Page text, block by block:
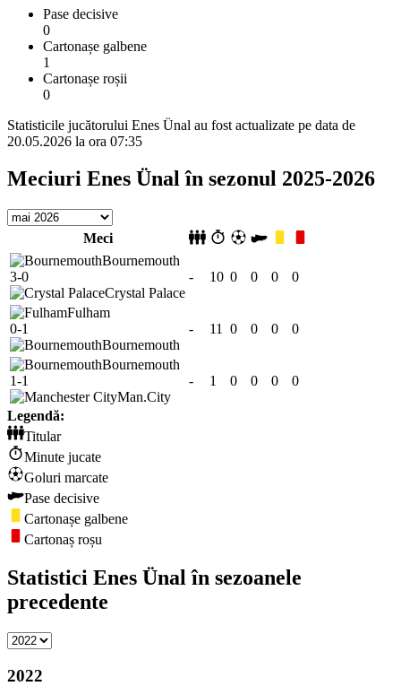
Pase decisive
0
Cartonașe galbene
1
Cartonașe roșii
0
Statisticile jucătorului Enes Ünal au fost actualizate pe data de
20.05.2026 la ora 07:35
Meciuri Enes Ünal în sezonul 2025-2026
Meci
Bournemouth
3-0
Crystal Palace
- 10 0 0 0 0
Fulham
0-1
Bournemouth
- 11 0 0 0 0
Bournemouth
1-1
Man.City
- 1 0 0 0 0
Legendă:
Titular
Minute jucate
Goluri marcate
Pase decisive
Cartonașe galbene
Cartonaș roșu
Statistici Enes Ünal în sezoanele
precedente
2022